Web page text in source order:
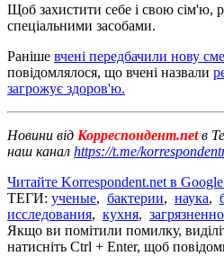
Щоб захистити себе і свою сім'ю,
спеціальними засобами.
Раніше вчені передбачили нову
повідомлялося, що вчені назвали
загрожує здоров'ю.
Новини від Корреспондент.netв
наш канал https://t.me/
Читайте Korrespondent.net в
ТЕГИ: ученые, бактерии, наука,
исследования, кухня,
Якщо ви помітили помилку,
натисніть Ctrl + Enter, щоб